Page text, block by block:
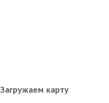
Загружаем карту